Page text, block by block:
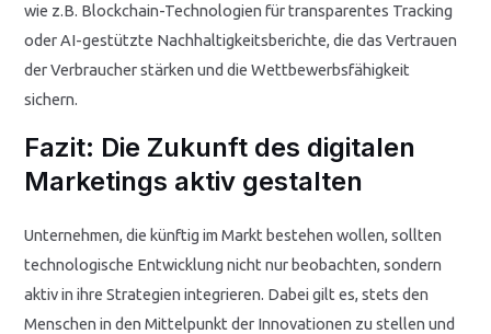
wie z.B. Blockchain-Technologien für transparentes Tracking
oder AI-gestützte Nachhaltigkeitsberichte, die das Vertrauen
der Verbraucher stärken und die Wettbewerbsfähigkeit
sichern.
Fazit: Die Zukunft des digitalen
Marketings aktiv gestalten
Unternehmen, die künftig im Markt bestehen wollen, sollten
technologische Entwicklung nicht nur beobachten, sondern
aktiv in ihre Strategien integrieren. Dabei gilt es, stets den
Menschen in den Mittelpunkt der Innovationen zu stellen und